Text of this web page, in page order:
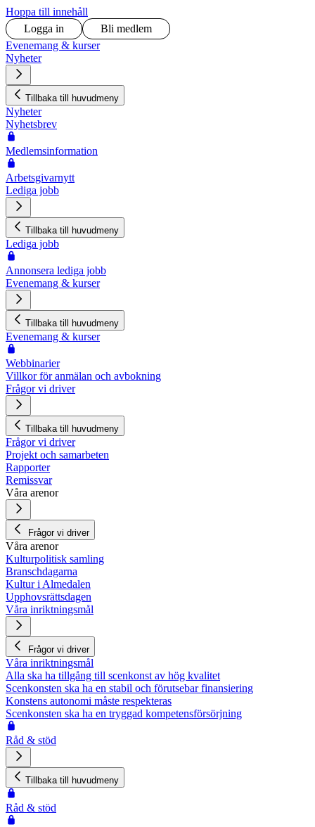
Hoppa till innehåll
Logga in
Bli medlem
Evenemang & kurser
Nyheter
Tillbaka till huvudmeny
Nyheter
Nyhetsbrev
Medlemsinformation
Arbetsgivarnytt
Lediga jobb
Tillbaka till huvudmeny
Lediga jobb
Annonsera lediga jobb
Evenemang & kurser
Tillbaka till huvudmeny
Evenemang & kurser
Webbinarier
Villkor för anmälan och avbokning
Frågor vi driver
Tillbaka till huvudmeny
Frågor vi driver
Projekt och samarbeten
Rapporter
Remissvar
Våra arenor
Frågor vi driver
Våra arenor
Kulturpolitisk samling
Branschdagarna
Kultur i Almedalen
Upphovsrättsdagen
Våra inriktningsmål
Frågor vi driver
Våra inriktningsmål
Alla ska ha tillgång till scenkonst av hög kvalitet
Scenkonsten ska ha en stabil och förutsebar finansiering
Konstens autonomi måste respekteras
Scenkonsten ska ha en tryggad kompetensförsörjning
Råd & stöd
Tillbaka till huvudmeny
Råd & stöd